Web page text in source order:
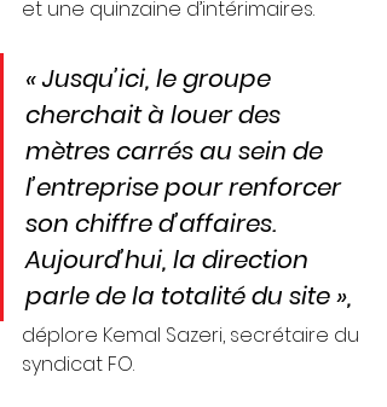
et une quinzaine d’intérimaires.
« Jusqu’ici, le groupe
cherchait à louer des
mètres carrés au sein de
l’entreprise pour renforcer
son chiffre d’affaires.
Aujourd’hui, la direction
parle de la totalité du site »,
déplore Kemal Sazeri, secrétaire du
syndicat FO.